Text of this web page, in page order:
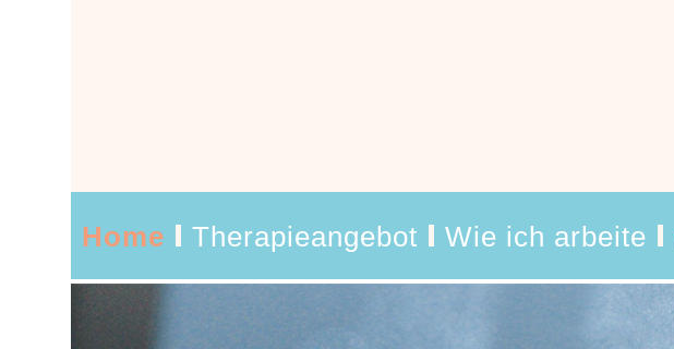
Home Therapieangebot Wie ich arbeite